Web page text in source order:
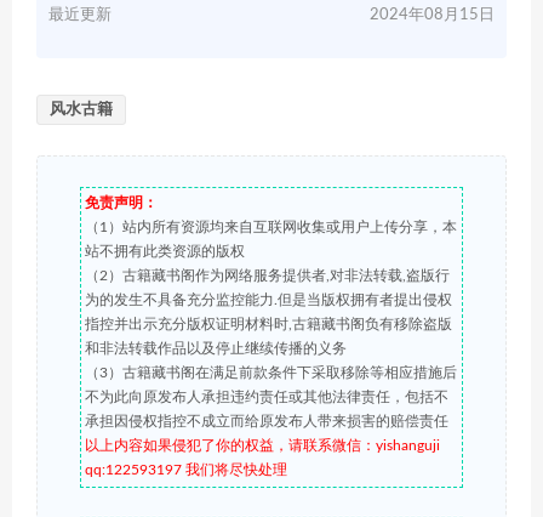
最近更新 2024年08月15日
风水古籍
免责声明：
（1）站内所有资源均来自互联网收集或用户上传分享，本
站不拥有此类资源的版权
（2）古籍藏书阁作为网络服务提供者,对非法转载,盗版行
为的发生不具备充分监控能力.但是当版权拥有者提出侵权
指控并出示充分版权证明材料时,古籍藏书阁负有移除盗版
和非法转载作品以及停止继续传播的义务
（3）古籍藏书阁在满足前款条件下采取移除等相应措施后
不为此向原发布人承担违约责任或其他法律责任，包括不
承担因侵权指控不成立而给原发布人带来损害的赔偿责任
以上内容如果侵犯了你的权益，请联系微信：yishanguji
qq:122593197 我们将尽快处理